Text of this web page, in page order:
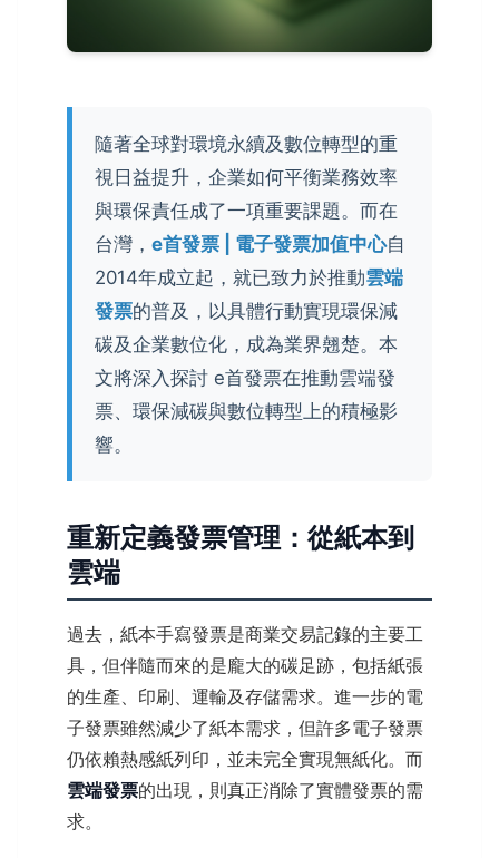
隨著全球對環境永續及數位轉型的重
視日益提升，企業如何平衡業務效率
與環保責任成了一項重要課題。而在
台灣， e首發票 | 電子發票加值中心自
2014年成立起，就已致力於推動雲端
發票的普及，以具體行動實現環保減
碳及企業數位化，成為業界翹楚。本
文將深入探討 e首發票在推動雲端發
票、環保減碳與數位轉型上的積極影
響。
重新定義發票管理：從紙本到
雲端
過去，紙本手寫發票是商業交易記錄的主要工
具，但伴隨而來的是龐大的碳足跡，包括紙張
的生產、印刷、運輸及存儲需求。進一步的電
子發票雖然減少了紙本需求，但許多電子發票
仍依賴熱感紙列印，並未完全實現無紙化。而
雲端發票的出現，則真正消除了實體發票的需
求。